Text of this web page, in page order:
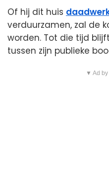
Of hij dit huis
verduurzamen, zal de
worden. Tot die tijd
tussen zijn publieke
▼ Ad by